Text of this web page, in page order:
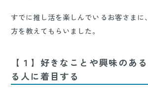
すでに推し活を楽しんでいるお客さまに
方を教えてもらいました。
【１】好きなことや興味のあ
る人に着目する